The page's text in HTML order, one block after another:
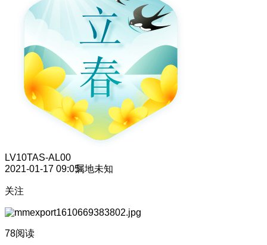
LV10TAS-AL00
2021-01-17 09:05属地未知
关注
78阅读